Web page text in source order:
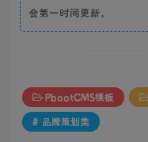
会第一时间更新。
PbootCMS模板
# 品牌策划类